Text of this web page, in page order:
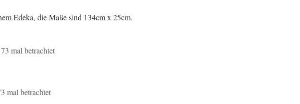
Edeka, die Maße sind 134cm x 25cm.
mal betrachtet
mal betrachtet